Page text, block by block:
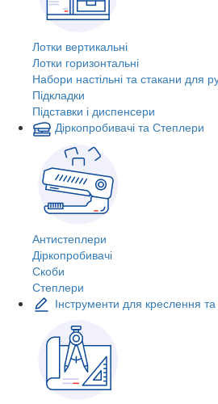
Лотки вертикальні
Лотки горизонтальні
Набори настільні та стакани для
Підкладки
Підставки і диспенсери
Діркопробивачі та Степлери
Антистеплери
Діркопробивачі
Скоби
Степлери
Інструменти для креслення